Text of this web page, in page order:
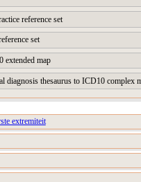
reference set
set
map
diagnosis thesaurus to ICD10 complex
extremiteit